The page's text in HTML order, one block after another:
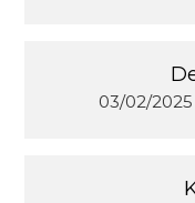
03/02/2025